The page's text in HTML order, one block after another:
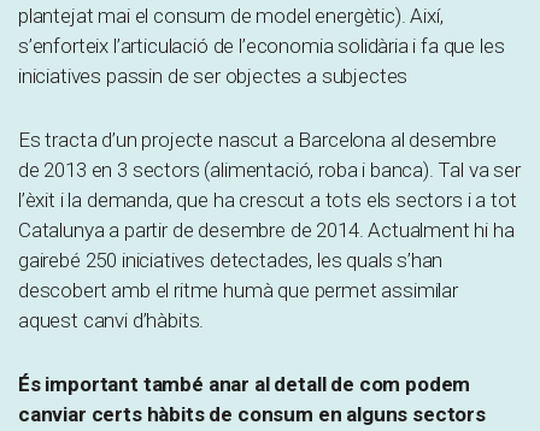
plantejat mai el consum de model energètic). Així,
s’enforteix l’articulació de l’economia solidària i fa que les
iniciatives passin de ser objectes a subjectes
Es tracta d’un projecte nascut a Barcelona al desembre
de 2013 en 3 sectors (alimentació, roba i banca). Tal va ser
l’èxit i la demanda, que ha crescut a tots els sectors i a tot
Catalunya a partir de desembre de 2014. Actualment hi ha
gairebé 250 iniciatives detectades, les quals s’han
descobert amb el ritme humà que permet assimilar
aquest canvi d’hàbits.
És important també anar al detall de com podem
canviar certs hàbits de consum en alguns sectors